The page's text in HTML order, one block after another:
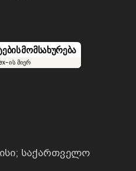
მომსახურება
ის მიერ
საქართველო